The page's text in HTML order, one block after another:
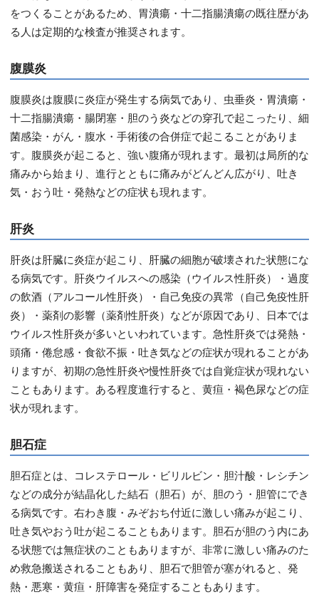
をつくることがあるため、胃潰瘍・十二指腸潰瘍の既往歴があ
る人は定期的な検査が推奨されます。
腹膜炎
腹膜炎は腹膜に炎症が発生する病気であり、虫垂炎・胃潰瘍・
十二指腸潰瘍・腸閉塞・胆のう炎などの穿孔で起こったり、細
菌感染・がん・腹水・手術後の合併症で起こることがありま
す。腹膜炎が起こると、強い腹痛が現れます。最初は局所的な
痛みから始まり、進行とともに痛みがどんどん広がり、吐き
気・おう吐・発熱などの症状も現れます。
肝炎
肝炎は肝臓に炎症が起こり、肝臓の細胞が破壊された状態にな
る病気です。肝炎ウイルスへの感染（ウイルス性肝炎）・過度
の飲酒（アルコール性肝炎）・自己免疫の異常（自己免疫性肝
炎）・薬剤の影響（薬剤性肝炎）などが原因であり、日本では
ウイルス性肝炎が多いといわれています。急性肝炎では発熱・
頭痛・倦怠感・食欲不振・吐き気などの症状が現れることがあ
りますが、初期の急性肝炎や慢性肝炎では自覚症状が現れない
こともあります。ある程度進行すると、黄疸・褐色尿などの症
状が現れます。
胆石症
胆石症とは、コレステロール・ビリルビン・胆汁酸・レシチン
などの成分が結晶化した結石（胆石）が、胆のう・胆管にでき
る病気です。右わき腹・みぞおち付近に激しい痛みが起こり、
吐き気やおう吐が起こることもあります。胆石が胆のう内にあ
る状態では無症状のこともありますが、非常に激しい痛みのた
め救急搬送されることもあり、胆石で胆管が塞がれると、発
熱・悪寒・黄疸・肝障害を発症することもあります。